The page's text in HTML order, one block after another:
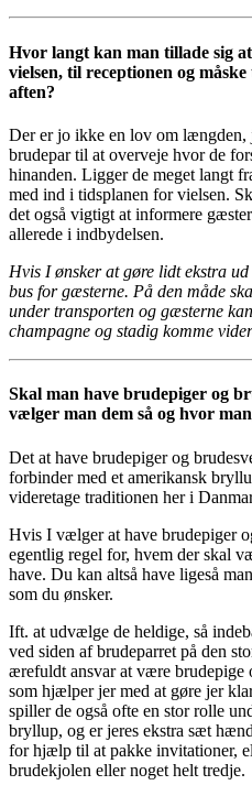
Hvor langt kan man tillade sig
vielsen, til receptionen og
aften?
Der er jo ikke en lov om længden,
brudepar til at overveje hvor de
hinanden. Ligger de meget langt
med ind i tidsplanen for vielsen.
det også vigtigt at informere
allerede i indbydelsen.
Hvis I ønsker at gøre lidt ekstra
bus for gæsterne. På den måde
under transporten og gæsterne
champagne og stadig komme
Skal man have brudepiger og
vælger man dem så og hvor
Det at have brudepiger og
forbinder med et amerikansk
videretage traditionen her i
Hvis I vælger at have brudepiger
egentlig regel for, hvem der skal
have. Du kan altså have ligeså
som du ønsker.
Ift. at udvælge de heldige, så
ved siden af brudeparret på den
ærefuldt ansvar at være brudepige
som hjælper jer med at gøre jer
spiller de også ofte en stor rolle
bryllup, og er jeres ekstra sæt
for hjælp til at pakke invitationer,
brudekjolen eller noget helt tredje.